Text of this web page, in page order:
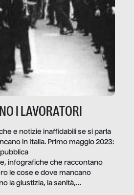
I LAVORATORI
e notizie inaffidabili se si parla
in Italia. Primo maggio 2023:
infografiche che raccontano
le cose e dove mancano
la giustizia, la sanità,